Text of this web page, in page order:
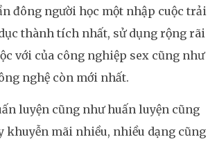
đông người học một nhập cuộc trải
thành tích nhất, sử dụng rộng rãi
với của công nghiệp sex cũng như
nghệ còn mới nhất.
luyện cũng như huấn luyện cũng
khuyễn mãi nhiều, nhiều dạng cũng